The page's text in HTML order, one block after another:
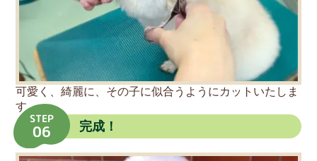
可愛く、綺麗に、その子に似合うようにカットいたしま
す。
STEP
06 完成！